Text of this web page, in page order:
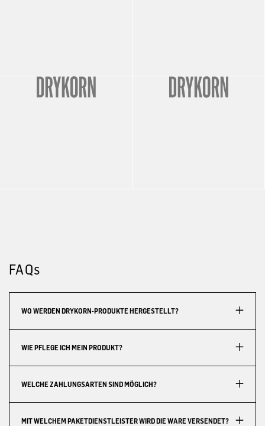
FAQs
WO WERDEN DRYKORN-PRODUKTE HERGESTELLT?
WIE PFLEGE ICH MEIN PRODUKT?
WELCHE ZAHLUNGSARTEN SIND MÖGLICH?
MIT WELCHEM PAKETDIENSTLEISTER WIRD DIE WARE VERSENDET?